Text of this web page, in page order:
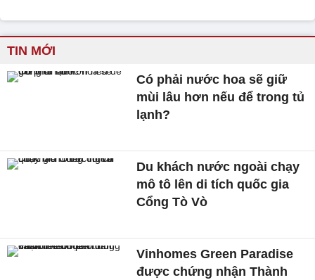
TIN MỚI
Có phải nước hoa sẽ giữ
mùi lâu hơn nếu để trong tủ
lạnh?
Du khách nước ngoài chạy
mô tô lên di tích quốc gia
Cổng Tò Vò
Vinhomes Green Paradise
được chứng nhận Thành